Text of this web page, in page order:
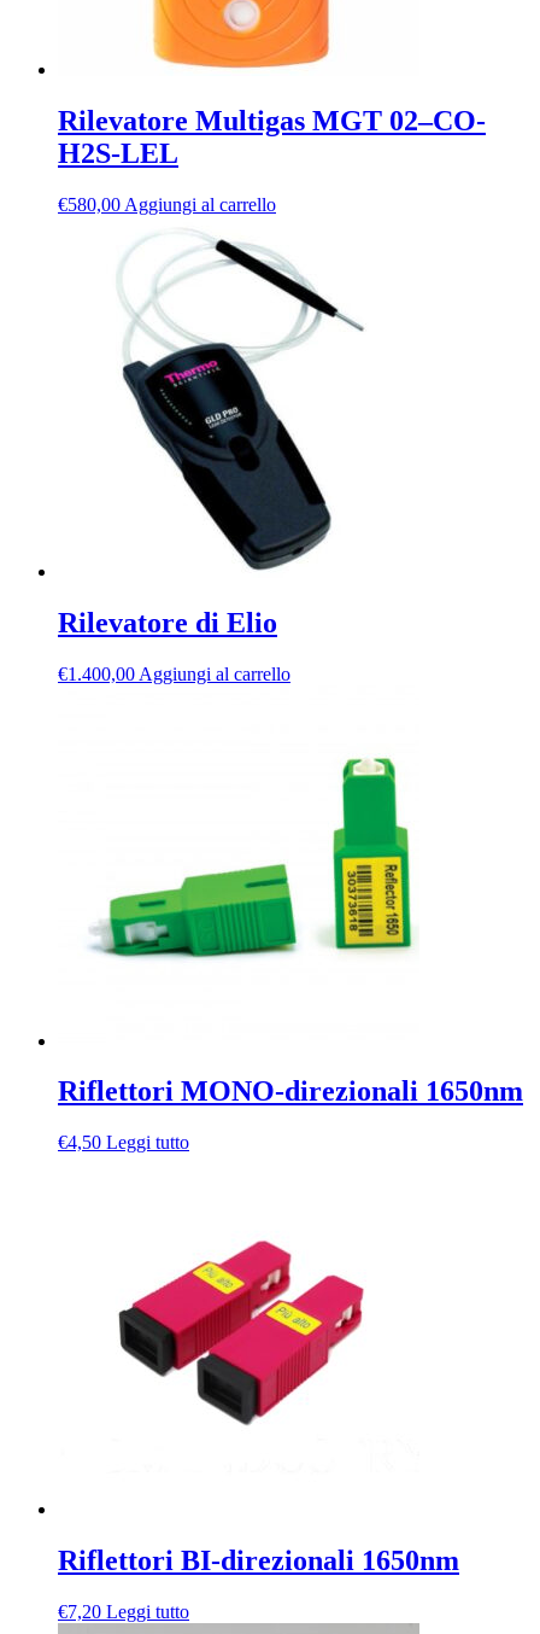
Rilevatore Multigas MGT 02–CO-
H2S-LEL
€580,00 Aggiungi al carrello
Rilevatore di Elio
€1.400,00 Aggiungi al carrello
Riflettori MONO-direzionali 1650nm
€4,50 Leggi tutto
Riflettori BI-direzionali 1650nm
€7,20 Leggi tutto